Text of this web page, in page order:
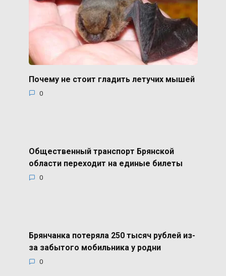
Почему не стоит гладить летучих мышей
0
Общественный транспорт Брянской
области переходит на единые билеты
0
Брянчанка потеряла 250 тысяч рублей из-
за забытого мобильника у родни
0